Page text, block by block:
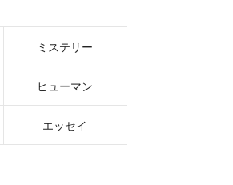
ミステリー
ヒューマン
エッセイ